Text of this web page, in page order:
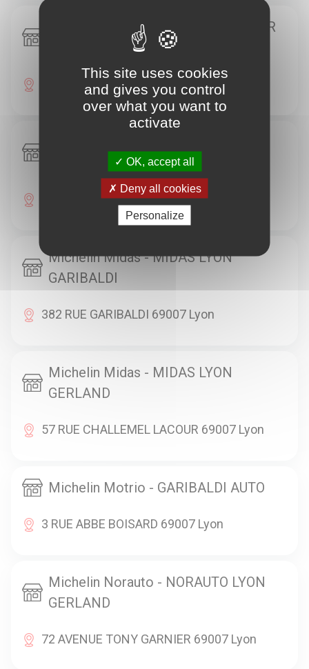
Michelin Euromaster - EUROMASTER
LYON GERLAND
153 RUE MARCEL MERIEUX 69007 Lyon
AUTOMOBILES
47 AVENUE BERTHELOT 69007 Lyon
Michelin Midas - MIDAS LYON
GARIBALDI
382 RUE GARIBALDI 69007 Lyon
Michelin Midas - MIDAS LYON
GERLAND
57 RUE CHALLEMEL LACOUR 69007 Lyon
Michelin Motrio - GARIBALDI AUTO
3 RUE ABBE BOISARD 69007 Lyon
Michelin Norauto - NORAUTO LYON
GERLAND
72 AVENUE TONY GARNIER 69007 Lyon
This site uses cookies
and gives you control
over what you want to
activate
OK, accept all
Deny all cookies
Personalize